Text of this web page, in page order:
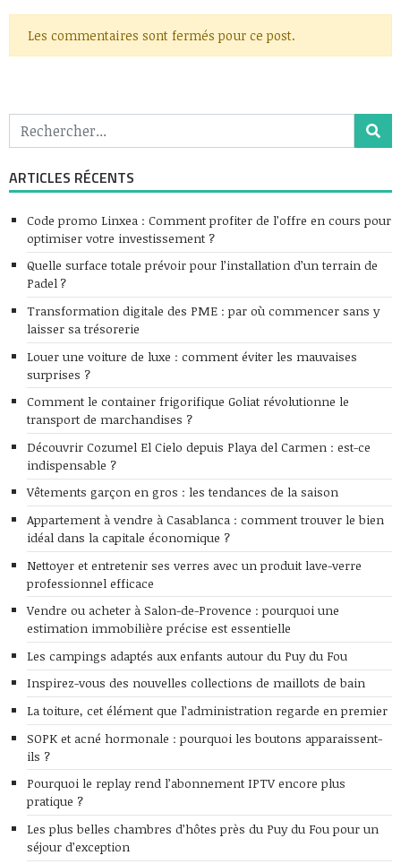
Les commentaires sont fermés pour ce post.
ARTICLES RÉCENTS
Code promo Linxea : Comment profiter de l’offre en cours pour
optimiser votre investissement ?
Quelle surface totale prévoir pour l’installation d’un terrain de
Padel ?
Transformation digitale des PME : par où commencer sans y
laisser sa trésorerie
Louer une voiture de luxe : comment éviter les mauvaises
surprises ?
Comment le container frigorifique Goliat révolutionne le
transport de marchandises ?
Découvrir Cozumel El Cielo depuis Playa del Carmen : est-ce
indispensable ?
Vêtements garçon en gros : les tendances de la saison
Appartement à vendre à Casablanca : comment trouver le bien
idéal dans la capitale économique ?
Nettoyer et entretenir ses verres avec un produit lave-verre
professionnel efficace
Vendre ou acheter à Salon-de-Provence : pourquoi une
estimation immobilière précise est essentielle
Les campings adaptés aux enfants autour du Puy du Fou
Inspirez-vous des nouvelles collections de maillots de bain
La toiture, cet élément que l’administration regarde en premier
SOPK et acné hormonale : pourquoi les boutons apparaissent-
ils ?
Pourquoi le replay rend l’abonnement IPTV encore plus
pratique ?
Les plus belles chambres d’hôtes près du Puy du Fou pour un
séjour d’exception